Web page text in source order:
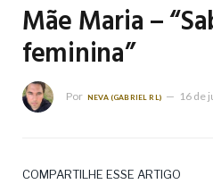
Mãe Maria –
feminina”
Por NEVA (GABRIEL RL) 16 de
COMPARTILHE ESSE ARTIGO